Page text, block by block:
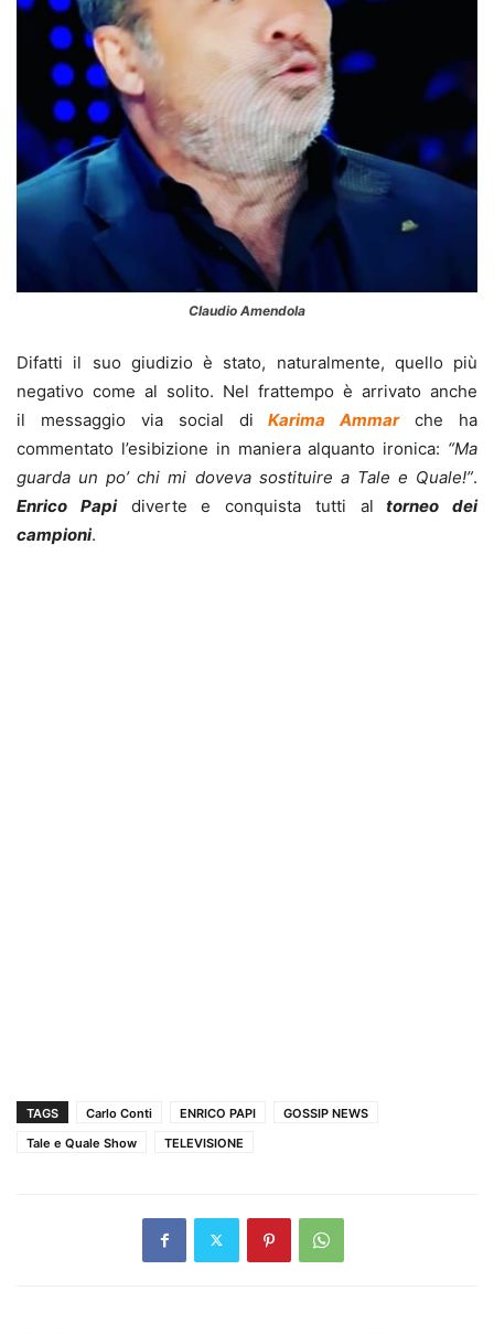
Claudio Amendola
Difatti il suo giudizio è stato, naturalmente, quello più
negativo come al solito. Nel frattempo è arrivato anche
il messaggio via social di
Karima Ammar
che ha
commentato l’esibizione in maniera alquanto ironica: “Ma
guarda un po’ chi mi doveva sostituire a Tale e Quale!”.
Enrico Papidiverte e conquista tutti al torneo dei
campioni.
TAGS Carlo Conti ENRICO PAPI
GOSSIP NEWS
Tale e Quale Show
TELEVISIONE